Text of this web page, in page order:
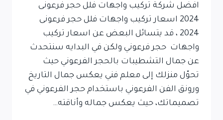
افضل شركة تركيب واجهات فلل حجر فرعونى
2024 اسعار تركيب واجهات فلل حجر فرعونى
2024 ، قد يتسائل البعض عن اسعار تركيب
واجهات حجر فرعوني ولكن في البدايه سنتحدث
عن جمال التشطيبات بالحجر الفرعوني حيث
تحوّل منزلك إلى معلم فني يعكس جمال التاريخ
ورونق الفن الفرعوني باستخدام حجر الفرعوني في
تصميماتك، حيث يعكس جماله وأناقته…